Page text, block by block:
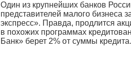
Один из крупнейших банков
представителей малого бизнеса
экспресс». Правда, продлится
в похожих программах
Банк» берет 2% от суммы кредита.